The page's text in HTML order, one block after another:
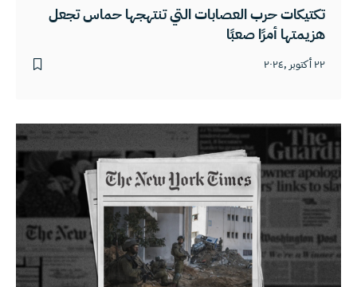
تكتيكات حرب العصابات التي تنتهجها حماس تجعل
هزيمتها أمرًا صعبًا
٢٢ أكتوبر ,٢٠٢٤